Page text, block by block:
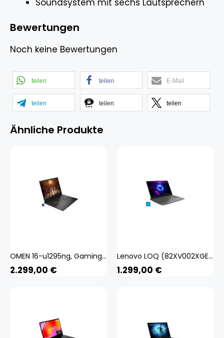
Bewertungen
Noch keine Bewertungen
teilen teilen E-Mail
teilen teilen teilen
Ähnliche Produkte
OMEN 16-u1295ng, Gaming-Notebook
2.299,00 €
Lenovo LOQ (82XV002XGE), Gaming-Notebook
1.299,00 €